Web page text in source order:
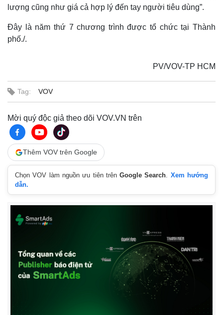
Hồ sơ
lượng cũng như giá cả hợp lý đến tay người tiêu dùng”.
Đây là năm thứ 7 chương trình được tổ chức tại Thành
phố./.
PV/VOV-TP HCM
Tag: VOV
Mời quý độc giả theo dõi VOV.VN trên
Thêm VOV trên Google
Chọn VOV làm nguồn ưu tiên trênGoogle Search. Xem hướng
dẫn.